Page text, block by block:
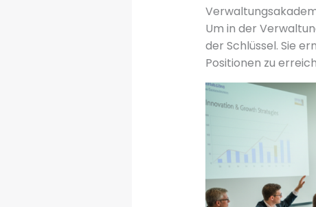
Um in der
der Schlüssel. Sie
Positionen zu